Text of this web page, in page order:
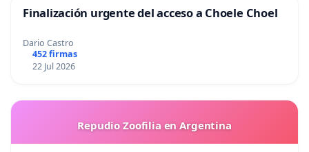
Finalización urgente del acceso a Choele Choel
Dario Castro
452 firmas
22 Jul 2026
Repudio Zoofilia en Argentina